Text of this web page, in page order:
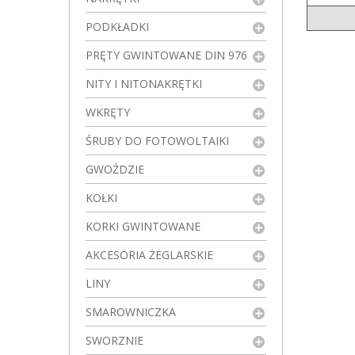
PODKŁADKI
PRĘTY GWINTOWANE DIN 976
NITY I NITONAKRĘTKI
WKRĘTY
ŚRUBY DO FOTOWOLTAIKI
GWOŹDZIE
KOŁKI
KORKI GWINTOWANE
AKCESORIA ŻEGLARSKIE
LINY
SMAROWNICZKA
SWORZNIE